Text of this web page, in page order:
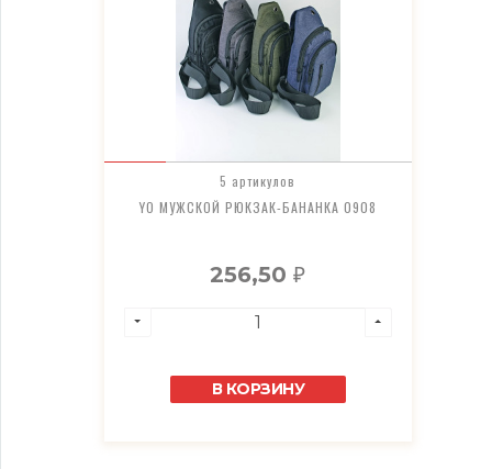
5 артикулов
YO МУЖСКОЙ РЮКЗАК-БАНАНКА 0908
256,50₽
В КОРЗИНУ